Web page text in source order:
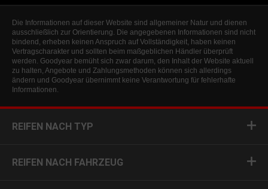
Die Informationen auf dieser Website sind allgemeiner Natur und dienen
ausschließlich zur Orientierung. Die angegebenen Informationen sind nicht
bindend, erheben keinen Anspruch auf Vollständigkeit, haben keinen
Vertragscharakter und sollten beim maßgeblichen Händler überprüft
werden. Goodyear bemüht sich zwar darum, den Inhalt der Website aktuell
zu halten, Angebote und Zahlungsmethoden können sich allerdings
ändern und Goodyear übernimmt keine Verantwortung für fehlerhafte
Informationen.
REIFEN NACH TYP
REIFEN NACH FAHRZEUG